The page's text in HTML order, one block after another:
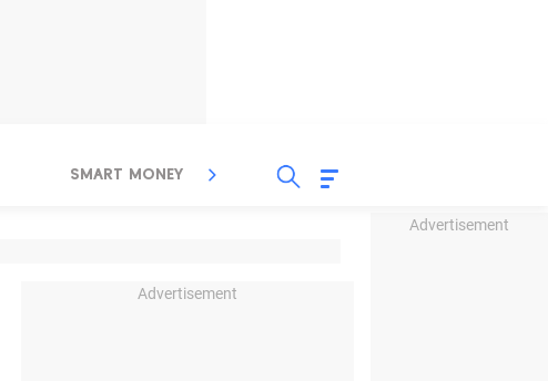
Advertisement
SMART MONEY INSPIRASI BISNIS
Advertisement